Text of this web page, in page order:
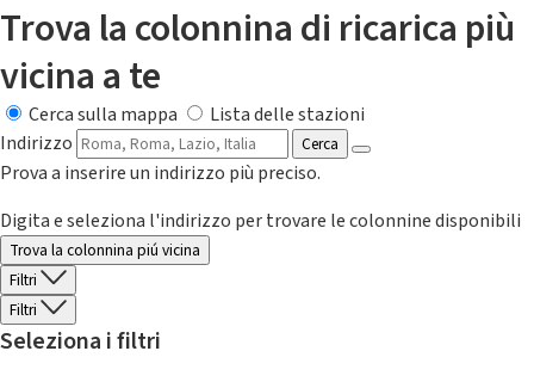
Trova la colonnina di ricarica più
vicina a te
Cerca sulla mappa
Lista delle stazioni
Indirizzo
Cerca
Prova a inserire un indirizzo più preciso.
Digita e seleziona l'indirizzo per trovare le colonnine disponibili
Trova la colonnina piú vicina
Filtri
Filtri
Seleziona i filtri